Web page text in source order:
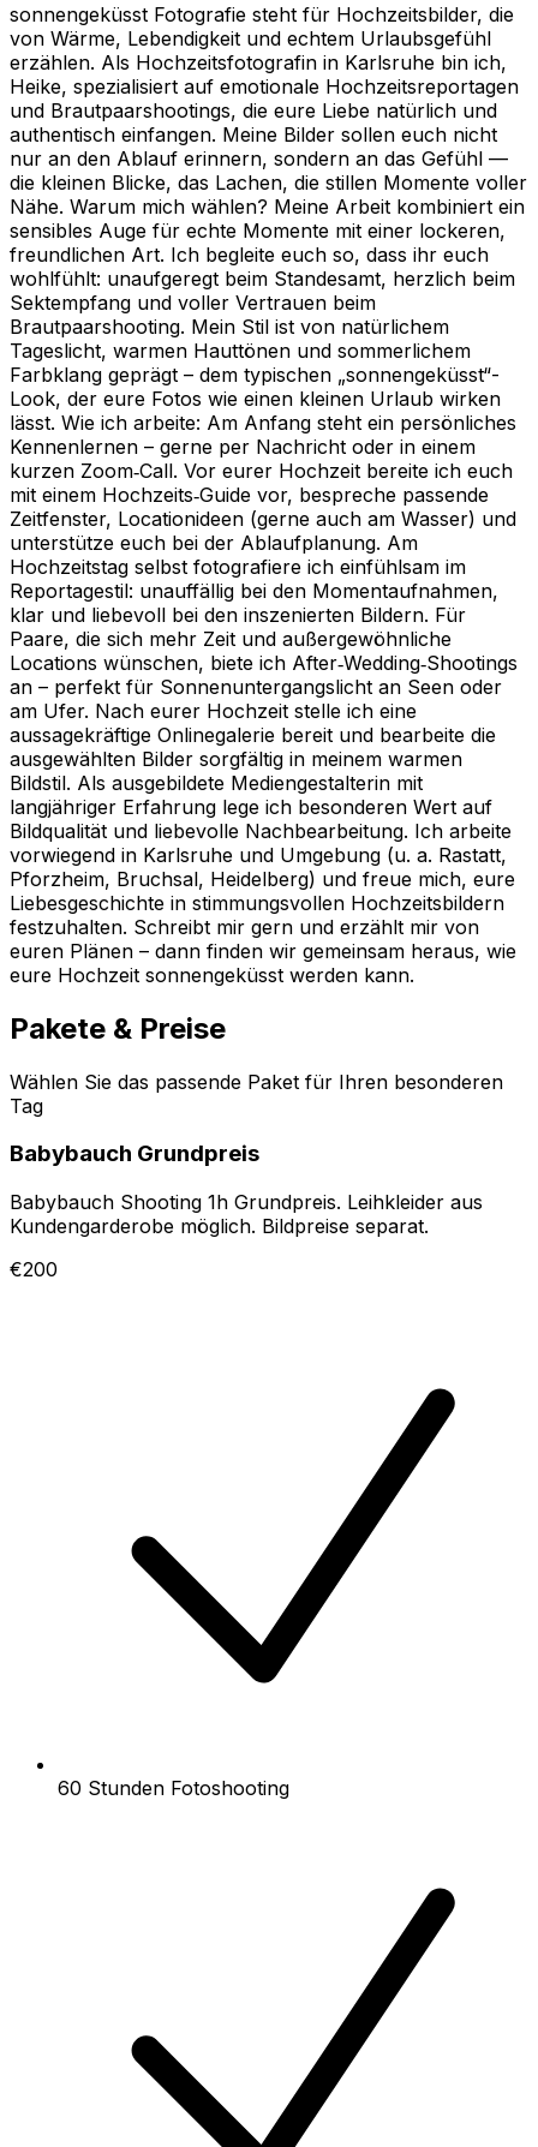
sonnengeküsst Fotografie steht für Hochzeitsbilder, die
von Wärme, Lebendigkeit und echtem Urlaubsgefühl
erzählen. Als Hochzeitsfotografin in Karlsruhe bin ich,
Heike, spezialisiert auf emotionale Hochzeitsreportagen
und Brautpaarshootings, die eure Liebe natürlich und
authentisch einfangen. Meine Bilder sollen euch nicht
nur an den Ablauf erinnern, sondern an das Gefühl —
die kleinen Blicke, das Lachen, die stillen Momente voller
Nähe. Warum mich wählen? Meine Arbeit kombiniert ein
sensibles Auge für echte Momente mit einer lockeren,
freundlichen Art. Ich begleite euch so, dass ihr euch
wohlfühlt: unaufgeregt beim Standesamt, herzlich beim
Sektempfang und voller Vertrauen beim
Brautpaarshooting. Mein Stil ist von natürlichem
Tageslicht, warmen Hauttönen und sommerlichem
Farbklang geprägt – dem typischen „sonnengeküsst“-
Look, der eure Fotos wie einen kleinen Urlaub wirken
lässt. Wie ich arbeite: Am Anfang steht ein persönliches
Kennenlernen – gerne per Nachricht oder in einem
kurzen Zoom‑Call. Vor eurer Hochzeit bereite ich euch
mit einem Hochzeits‑Guide vor, bespreche passende
Zeitfenster, Locationideen (gerne auch am Wasser) und
unterstütze euch bei der Ablaufplanung. Am
Hochzeitstag selbst fotografiere ich einfühlsam im
Reportagestil: unauffällig bei den Momentaufnahmen,
klar und liebevoll bei den inszenierten Bildern. Für
Paare, die sich mehr Zeit und außergewöhnliche
Locations wünschen, biete ich After‑Wedding‑Shootings
an – perfekt für Sonnenuntergangslicht an Seen oder
am Ufer. Nach eurer Hochzeit stelle ich eine
aussagekräftige Onlinegalerie bereit und bearbeite die
ausgewählten Bilder sorgfältig in meinem warmen
Bildstil. Als ausgebildete Mediengestalterin mit
langjähriger Erfahrung lege ich besonderen Wert auf
Bildqualität und liebevolle Nachbearbeitung. Ich arbeite
vorwiegend in Karlsruhe und Umgebung (u. a. Rastatt,
Pforzheim, Bruchsal, Heidelberg) und freue mich, eure
Liebesgeschichte in stimmungsvollen Hochzeitsbildern
festzuhalten. Schreibt mir gern und erzählt mir von
euren Plänen – dann finden wir gemeinsam heraus, wie
eure Hochzeit sonnengeküsst werden kann.
Pakete & Preise
Wählen Sie das passende Paket für Ihren besonderen
Tag
Babybauch Grundpreis
Babybauch Shooting 1h Grundpreis. Leihkleider aus
Kundengarderobe möglich. Bildpreise separat.
€200
60 Stunden Fotoshooting